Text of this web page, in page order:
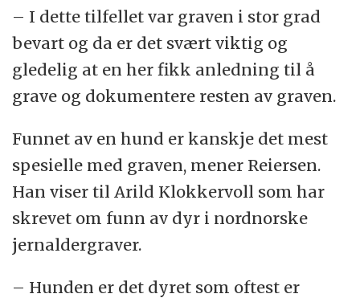
– I dette tilfellet var graven i stor grad
bevart og da er det svært viktig og
gledelig at en her fikk anledning til å
grave og dokumentere resten av graven.
Funnet av en hund er kanskje det mest
spesielle med graven, mener Reiersen.
Han viser til Arild Klokkervoll som har
skrevet om funn av dyr i nordnorske
jernaldergraver.
– Hunden er det dyret som oftest er